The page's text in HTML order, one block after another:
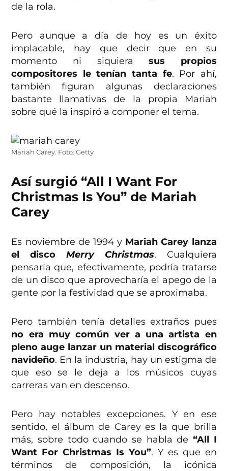
de la rola.
Pero aunque a día de hoy es un éxito
implacable, hay que decir que en su
momento ni siquiera sus propios
compositores le tenían tanta fe. Por ahí,
también figuran algunas declaraciones
bastante llamativas de la propia Mariah
sobre qué la inspiró a componer el tema.
Mariah Carey. Foto: Getty
Así surgió “All I Want For
Christmas Is You” de Mariah
Carey
Es noviembre de 1994 y Mariah Carey lanza
el disco Merry Christmas. Cualquiera
pensaría que, efectivamente, podría tratarse
de un disco que aprovecharía el apego de la
gente por la festividad que se aproximaba.
Pero también tenía detalles extraños pues
no era muy común ver a una artista en
pleno auge lanzar un material discográfico
navideño. En la industria, hay un estigma de
que eso se le deja a los músicos cuyas
carreras van en descenso.
Pero hay notables excepciones. Y en ese
sentido, el álbum de Carey es la que brilla
más, sobre todo cuando se habla de “All I
Want For Christmas Is You”. Y es que en
términos de composición, la icónica